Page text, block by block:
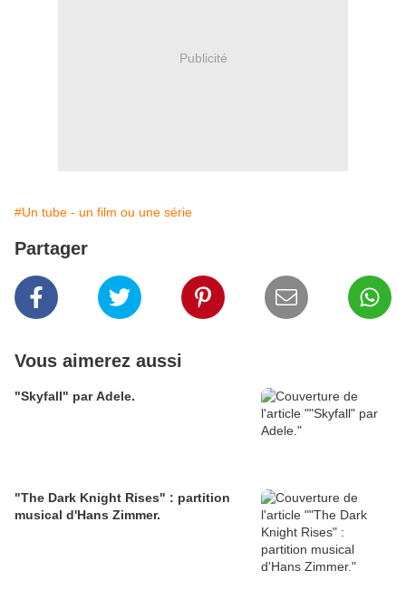
Publicité
#Un tube - un film ou une série
Partager
Vous aimerez aussi
"Skyfall" par Adele.
"The Dark Knight Rises" : partition
musical d'Hans Zimmer.